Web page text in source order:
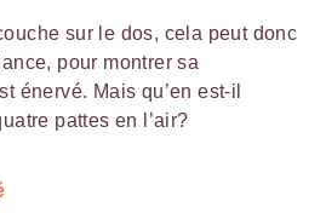
sur le dos, cela peut donc
pour montrer sa
énervé. Mais qu’en est-il
pattes en l’air?